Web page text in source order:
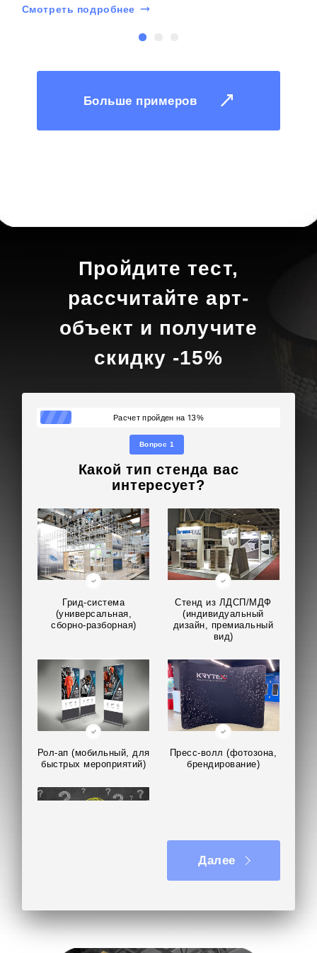
Смотреть подробнее
Больше примеров
Пройдите тест,
рассчитайте арт-
объект и получите
скидку -15%
Расчет пройден на 13%
Вопрос 1
Какой тип стенда вас
интересует?
Грид-система
(универсальная,
сборно-разборная)
Стенд из ЛДСП/МДФ
(индивидуальный
дизайн, премиальный
вид)
Рол-ап (мобильный, для
быстрых мероприятий)
Пресс-волл (фотозона,
брендирование)
Далее